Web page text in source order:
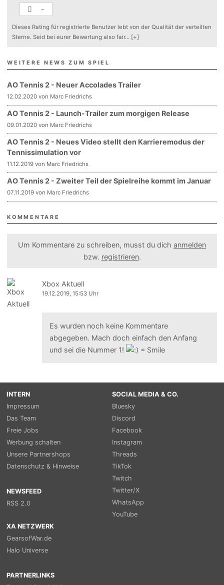
-
Dieses Rating für registrierte Benutzer lebt von der Qualität der verteilten
Sterne. Seid bei eurer Bewertung also fair... [+]
WEITERE NEWS ZUM SPIEL
AO Tennis 2 - Neuer Accolades Trailer
12.02.2020 von Marc Friedrichs
AO Tennis 2 - Launch-Trailer zum morgigen Release
09.01.2020 von Marc Friedrichs
AO Tennis 2 - Neues Video stellt den Karrieremodus der
Tennissimulation vor
11.12.2019 von Marc Friedrichs
AO Tennis 2 - Zweiter Teil der Spielreihe kommt im Januar
07.11.2019 von Marc Friedrichs
KOMMENTARE
Um Kommentare zu schreiben, musst du dich anmelden
bzw. registrieren.
Xbox Aktuell
19.12.2019, 15:53 Uhr
Es wurden noch keine Kommentare
abgegeben. Mach doch einfach den Anfang
und sei die Nummer 1!
INTERN
Impressum
Das Team
Freie Jobs
Werbung schalten
Unsere Partnershops
Datenschutz & Hinweise
NEWSFEED
RSS 2.0
SOCIAL MEDIA & CO.
Bluesky
Discord
Facebook
Instagram
Threads
TikTok
Twitch
Twitter/X
WhatsApp
YouTube
XA NETZWERK
GearsofWar.de
Halo Universe
PARTNERLINKS